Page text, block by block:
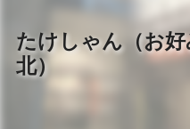
たけしゃん（お
北）